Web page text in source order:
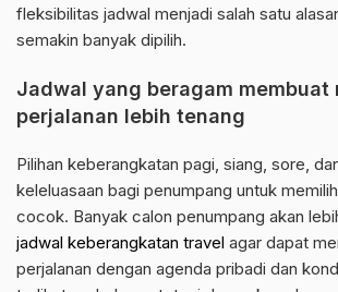
fleksibilitas jadwal menjadi salah satu
semakin banyak dipilih.
Jadwal yang beragam membuat
perjalanan lebih tenang
Pilihan keberangkatan pagi, siang, sore,
keleluasaan bagi penumpang untuk
cocok. Banyak calon penumpang akan
jadwal keberangkatan travel agar dapat
perjalanan dengan agenda pribadi dan